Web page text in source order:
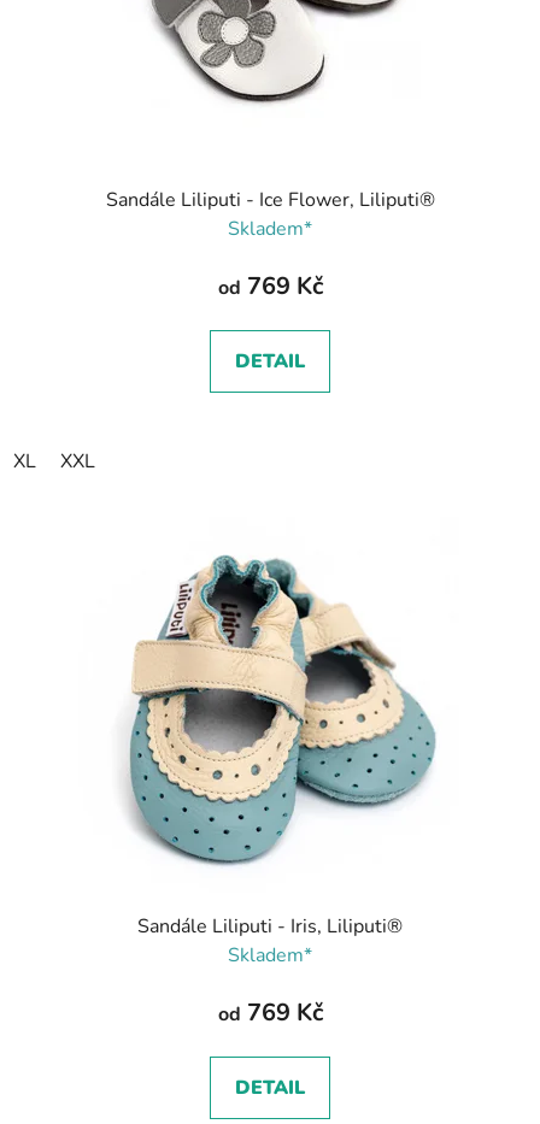
Sandále Liliputi - Ice Flower, Liliputi®
Skladem*
od 769 Kč
DETAIL
XL XXL
Sandále Liliputi - Iris, Liliputi®
Skladem*
od 769 Kč
DETAIL